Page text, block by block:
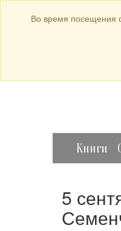
bibl-
Книги
5
Во время посещения